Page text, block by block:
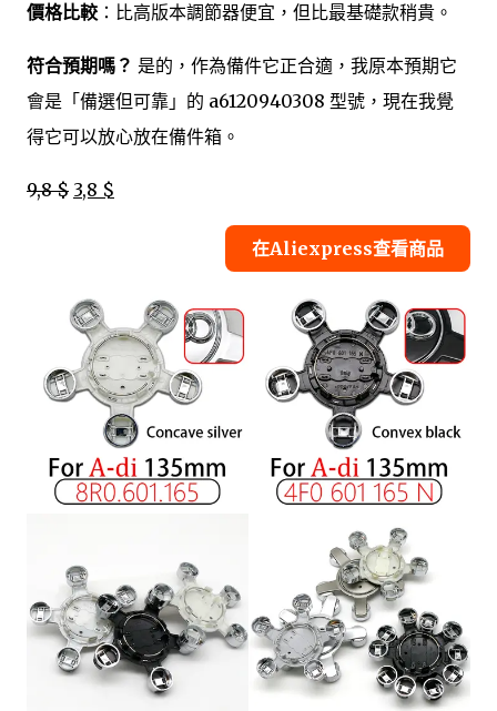
價格比較 ：比高版本調節器便宜，但比最基礎款稍貴。
符合預期嗎？ 是的，作為備件它正合適，我原本預期它
會是「備選但可靠」的 a6120940308 型號，現在我覺
得它可以放心放在備件箱。
9,8 $ 3,8 $
在Aliexpress查看商品